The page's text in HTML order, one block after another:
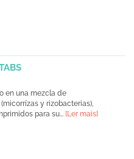
en una mezcla de
y rizobacterias),
para su... [Ler mais]